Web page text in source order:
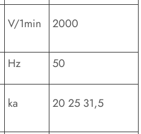
V/1min 2000
Hz 50
ka 20 25 31,5